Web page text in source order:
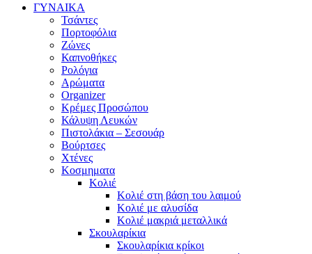
ΓΥΝΑΙΚΑ
Τσάντες
Πορτοφόλια
Ζώνες
Καπνοθήκες
Ρολόγια
Αρώματα
Organizer
Κρέμες Προσώπου
Κάλυψη Λευκών
Πιστολάκια – Σεσουάρ
Βούρτσες
Χτένες
Κοσμηματα
Κολιέ
Κολιέ στη βάση του λαιμού
Κολιέ με αλυσίδα
Κολιέ μακριά μεταλλικά
Σκουλαρίκια
Σκουλαρίκια κρίκοι